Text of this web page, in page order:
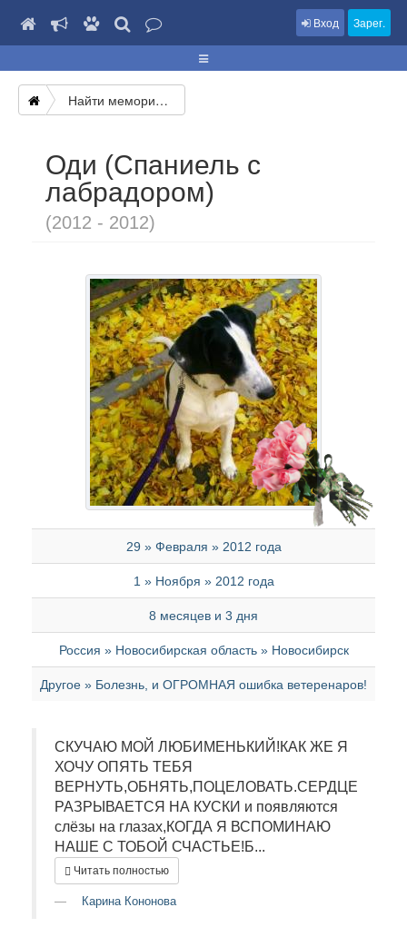
Вход Зарег.
Найти мемориал
Оди (Спаниель с
лабрадором)
(2012 - 2012)
29 » Февраля » 2012 года
1 » Ноября » 2012 года
8 месяцев и 3 дня
Россия » Новосибирская область » Новосибирск
Другое » Болезнь, и ОГРОМНАЯ ошибка ветеренаров!
СКУЧАЮ МОЙ ЛЮБИМЕНЬКИЙ!КАК ЖЕ Я
ХОЧУ ОПЯТЬ ТЕБЯ
ВЕРНУТЬ,ОБНЯТЬ,ПОЦЕЛОВАТЬ.СЕРДЦЕ
РАЗРЫВАЕТСЯ НА КУСКИ и появляются
слёзы на глазах,КОГДА Я ВСПОМИНАЮ
НАШЕ С ТОБОЙ СЧАСТЬЕ!Б...
Читать полностью
Карина Кононова